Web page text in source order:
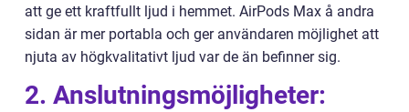
att ge ett kraftfullt ljud i hemmet. AirPods Max å andra
sidan är mer portabla och ger användaren möjlighet att
njuta av högkvalitativt ljud var de än befinner sig.
2. Anslutningsmöjligheter: